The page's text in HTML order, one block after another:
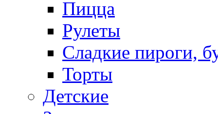
Пицца
Рулеты
Сладкие пироги,
Торты
Детские